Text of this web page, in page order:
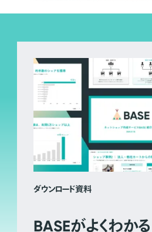
ダウンロード資料
BASEがよくわかる